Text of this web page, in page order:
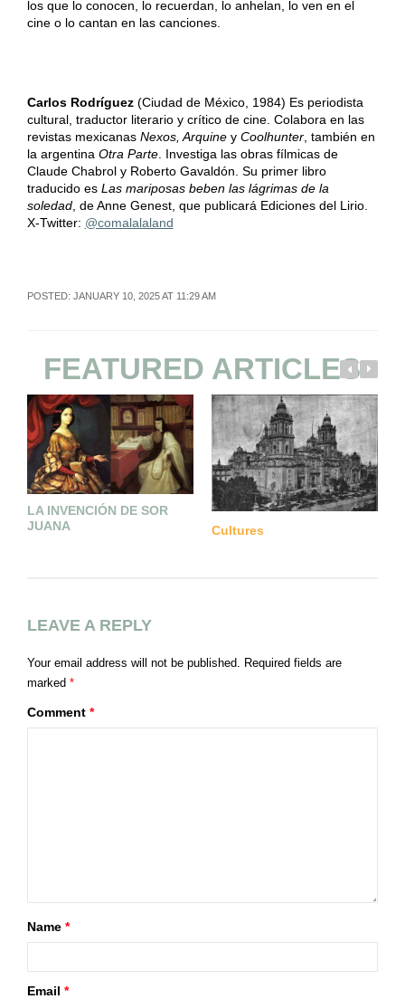
los que lo conocen, lo recuerdan, lo anhelan, lo ven en el
cine o lo cantan en las canciones.
Carlos Rodríguez(Ciudad de México, 1984) Es periodista
cultural, traductor literario y crítico de cine. Colabora en las
revistas mexicanas Nexos, Arquiney Coolhunter, también en
la argentina Otra Parte. Investiga las obras fílmicas de
Claude Chabrol y Roberto Gavaldón. Su primer libro
traducido es Las mariposas beben las lágrimas de la
soledad, de Anne Genest, que publicará Ediciones del Lirio.
X-Twitter: @comalalaland
POSTED: JANUARY 10, 2025 AT 11:29 AM
FEATURED ARTICLES
LA INVENCIÓN DE SOR
JUANA
Cultures
LEAVE A REPLY
Your email address will not be published. Required fields are
marked *
Comment *
Name *
Email *